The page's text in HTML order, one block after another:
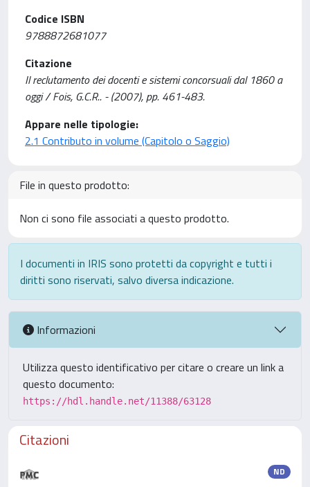
Codice ISBN
9788872681077
Citazione
Il reclutamento dei docenti e sistemi concorsuali dal 1860 a
oggi / Fois, G.C.R.. - (2007), pp. 461-483.
Appare nelle tipologie:
2.1 Contributo in volume (Capitolo o Saggio)
File in questo prodotto:
Non ci sono file associati a questo prodotto.
I documenti in IRIS sono protetti da copyright e tutti i
diritti sono riservati, salvo diversa indicazione.
Informazioni
Utilizza questo identificativo per citare o creare un link a
questo documento:
https://hdl.handle.net/11388/63128
Citazioni
ND